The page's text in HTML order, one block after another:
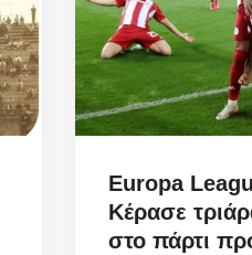
Europa
Κέρασε
στο πάρτι